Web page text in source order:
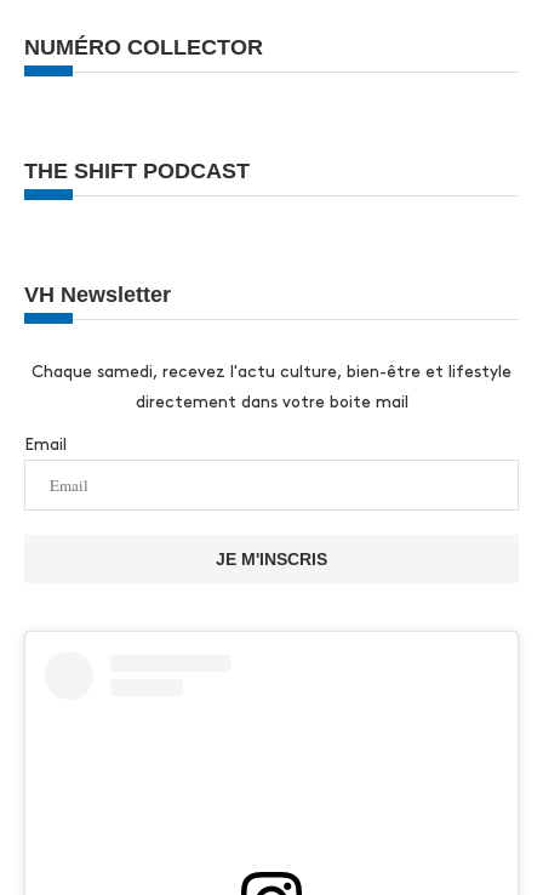
NUMÉRO COLLECTOR
THE SHIFT PODCAST
VH Newsletter
Chaque samedi, recevez l'actu culture, bien-être et lifestyle
directement dans votre boite mail
Email
JE M'INSCRIS